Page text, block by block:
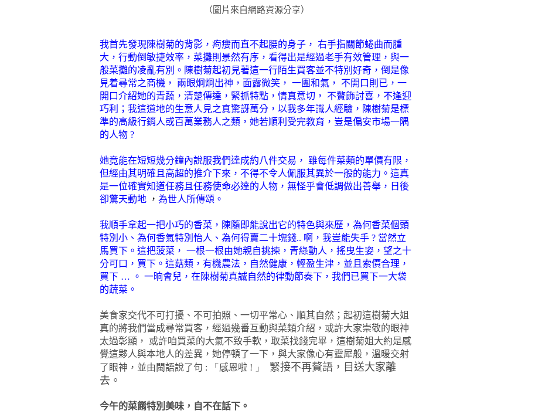
（圖片來自網路資源分享）
我首先發現陳樹菊的背影，痀瘻而直不起腰的身子， 右手指關節蜷曲而腫
大，行動倒敏捷效率，菜攤則景然有序，看得出是經過老手有效管理，與一
般菜攤的凌亂有別。陳樹菊起初見著這一行陌生買客並不特別好奇，倒是像
見着尋常之商機，
兩眼炯炯出神，面露微笑， 一團和氣，
不開口則已，一
開口介紹她的青蔬，清楚傳達，緊抓特點，情真意切，
不贅飾討喜，不逢迎
巧利；我這道地的生意人見之真驚訝萬分，以我多年識人經驗，陳樹菊是標
準的高級行銷人或百萬業務人之類，她若順利受完教育，豈是偏安市場一隅
的人物 ?
她竟能在短短幾分鐘內說服我們達成約八件交易，
雖每件菜類的單價有限，
但經由其明確且高超的推介下來，不得不令人佩服其異於一般的能力。這真
是一位確實知道任務且任務使命必達的人物，無怪乎會低調做出善舉，日後
卻驚天動地 ， 為世人所傳頌。
我順手拿起一把小巧的香菜，陳隨即能說出它的特色與來歷，為何香菜個頭
特別小、為何香氣特別怡人、為何得賣二十塊錢.. 啊，我豈能失手 ? 當然立
馬買下。這把菠菜， 一根一根由她親自挑揀，青綠動人，搖曳生姿，望之十
分可口，買下。這菇類，有機農法，自然健康，輕盈生津，並且索價合理，
買下 … 。 一晌會兒，在陳樹菊真誠自然的律動節奏下，我們已買下一大袋
的蔬菜。
美食家交代不可打擾、不可拍照、一切平常心、順其自然；起初這樹菊大姐
真的將我們當成尋常買客，經過幾番互動與菜類介紹，或許大家崇敬的眼神
太過彰顯，
或許咱買菜的大氣不致手軟，取菜找錢完畢，這樹菊姐大約是感
覺這夥人與本地人的差異，她停頓了一下，與大家像心有靈犀般，溫暖交射
了眼神，並由閩語說了句 : 「 感恩啦 ! 」
緊接不再贅語，目送大家離
去。
今午的菜餚特別美味，自不在話下。